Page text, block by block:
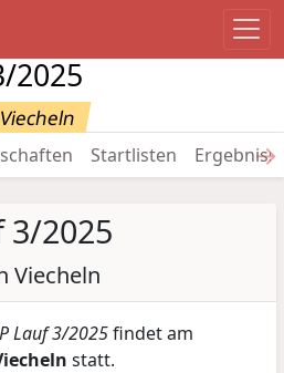
2025
Startlisten →
3/2025
Viecheln
Lauf 3/2025findet am
statt.